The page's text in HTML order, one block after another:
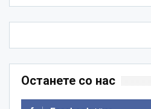
Останете со нас